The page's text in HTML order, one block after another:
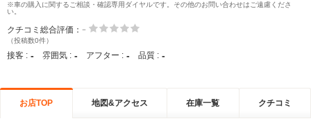
※車の購入に関するご相談・確認専用ダイヤルです。その他のお問い合わせはご遠慮くださ
い。
クチコミ総合評価： -
（投稿数0件）
接客 : - 雰囲気 : - アフター : - 品質 : -
お店TOP 地図&アクセス 在庫一覧 クチコミ